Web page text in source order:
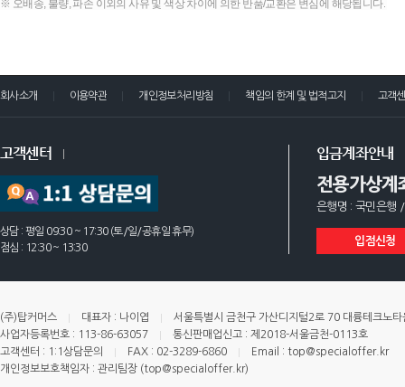
※ 오배송, 불량, 파손 이외의 사유 및 색상 차이에 의한 반품/교환은 변심에 해당됩니다.
회사소개 이용약관 개인정보처리방침 책임의 한계 및 법적고지 고객
고객센터
상담 : 평일 09:30 ~ 17:30 (토/일/공휴일 휴무)
점심 : 12:30 ~ 13:30
입금계좌안내
전용가상계
은행명 : 국민은행
입점신청
(주)탑커머스 대표자 : 나이엽
서울특별시 금천구 가산디지털2로 70 대륭테크노
사업자등록번호 : 113-86-63057
통신판매업신고 : 제2018-서울금천-0113호
고객센터 : 1:1상담문의
FAX : 02-3289-6860
Email : top@specialoffer.kr
개인정보보호책임자 : 관리팀장 (top@specialoffer.kr)